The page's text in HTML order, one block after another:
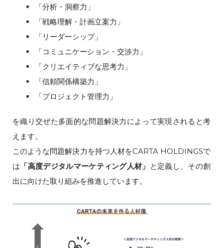
「分析・洞察力」
「戦略理解・計画立案力」
「リーダーシップ」
「コミュニケーション・交渉力」
「クリエイティブな思考力」
「信頼関係構築力」
「プロジェクト管理力」
を織り交ぜた多面的な問題解決力によって実現されると考
えます。
このような問題解決力を持つ人材をCARTA HOLDINGSで
は 「高度デジタルマーケティング人材」 と定義し、その創
出に向けた取り組みを推進しています。